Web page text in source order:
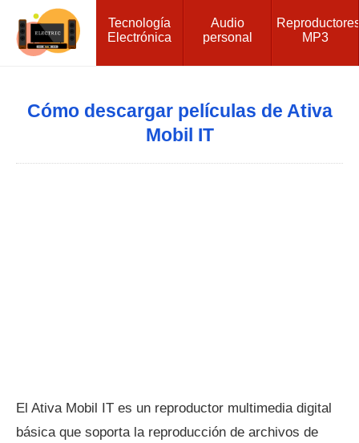
Tecnología
Electrónica
Audio
personal
MP3
Cómo descargar películas de Ativa
Mobil IT
El Ativa Mobil IT es un reproductor multimedia digital
básica que soporta la reproducción de archivos de